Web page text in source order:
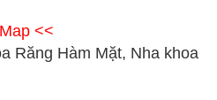
<<
Răng Hàm Mặt, Nha khoa